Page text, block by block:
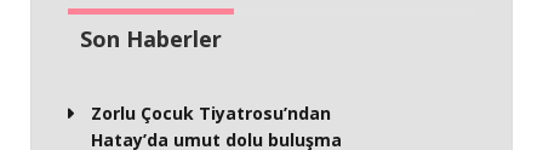
Son Haberler
Zorlu Çocuk Tiyatrosu’ndan
Hatay’da umut dolu buluşma